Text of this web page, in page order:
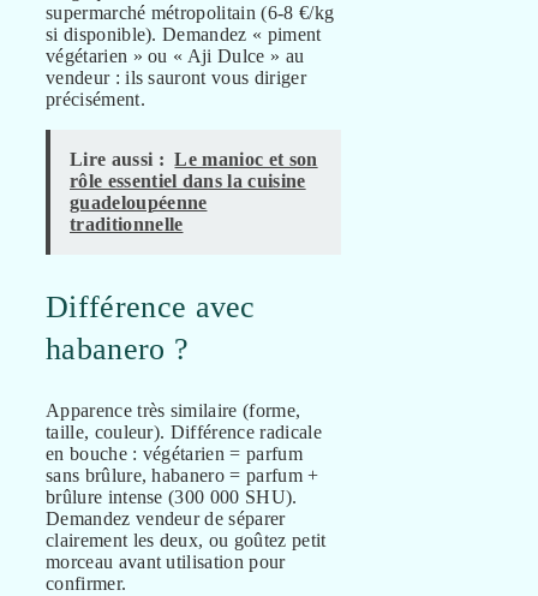
supermarché métropolitain (6-8 €/kg
si disponible). Demandez « piment
végétarien » ou « Aji Dulce » au
vendeur : ils sauront vous diriger
précisément.
Lire aussi : Le manioc et son
rôle essentiel dans la cuisine
guadeloupéenne
traditionnelle
Différence avec
habanero ?
Apparence très similaire (forme,
taille, couleur). Différence radicale
en bouche : végétarien = parfum
sans brûlure, habanero = parfum +
brûlure intense (300 000 SHU).
Demandez vendeur de séparer
clairement les deux, ou goûtez petit
morceau avant utilisation pour
confirmer.